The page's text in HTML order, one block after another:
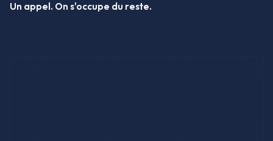
Un appel. On s'occupe du reste.